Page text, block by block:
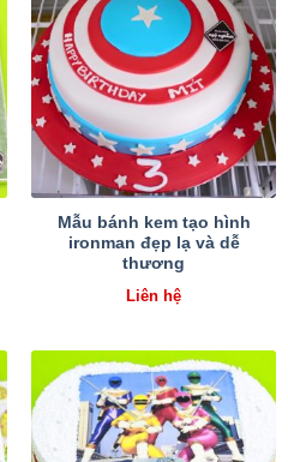
Mẫu bánh kem tạo hình
ironman đẹp lạ và dễ
thương
Liên hệ